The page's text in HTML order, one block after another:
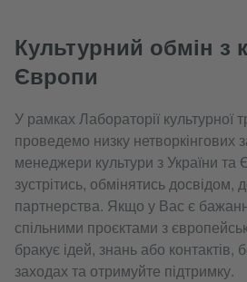
Культурний обмін з
Європи
У рамках Лабораторії культурної
проведемо низку нетворкінгових
менеджери культури з України
зустрітись, обмінятись досвідом,
партнерства. Якщо у Вас є
спільними проєктами з
бракує ідей, знань або контактів,
заходах та отримуйте підтримку.